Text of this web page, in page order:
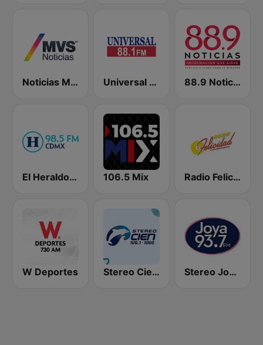
Noticias MVS Universal 88.1 FM 88.9 Noticias
El Heraldo de México 106.5 Mix Radio Felicidad 1180 AM
W Deportes Stereo Cien 100.1 FM Stereo Joya FM